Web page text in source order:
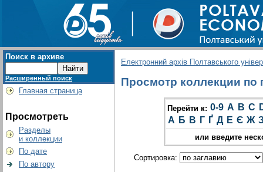
Поиск в архиве
Расширенный поиск
Главная страница
Просмотреть
Разделы
и коллекции
По дате
По автору
Електронний архів Полтавського
Просмотр коллекции по
Перейти к: 0-9 A B C
А Б В Г Ґ Д Е Є Ж
или введите
Сортировка: